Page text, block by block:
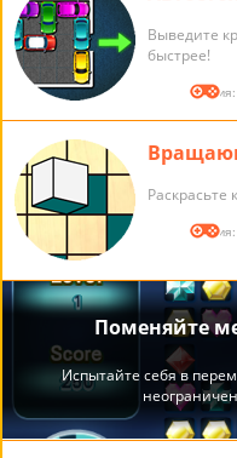
Выведите
быстрее!
Раскрасьте